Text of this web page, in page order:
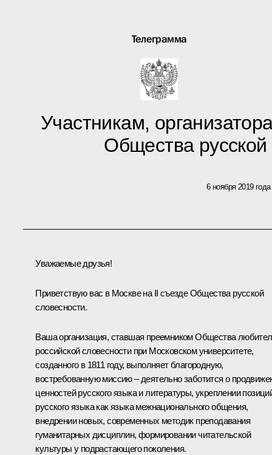
Телеграмма
Участникам,
Общества русской
6 ноября 2019 года
Уважаемые друзья!
Приветствую вас в Москве на II съезде Общества русской
словесности.
Ваша организация, ставшая преемником Общества
российской словесности при Московском университете,
созданного в 1811 году, выполняет благородную,
востребованную миссию – деятельно заботится о
ценностей русского языка и литературы, укреплении
русского языка как языка межнационального общения,
внедрении новых, современных методик преподавания
гуманитарных дисциплин, формировании читательской
культуры у подрастающего поколения.